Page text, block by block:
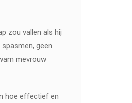
zou vallen als hij
geen
mevrouw
hoe effectief en